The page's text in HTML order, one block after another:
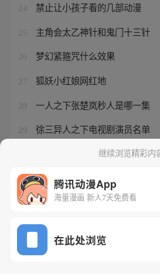
24 禁止让小孩子看的几部动漫
25 主角会太乙神针和鬼门十三针
26 梦幻紧箍咒什么效果
27 狐妖小红娘网红地
28 一人之下张楚岚秒人是哪一集
29 徐三异人之下电视剧演员名单
龙珠z在线播放国语继续浏览精彩内
腾讯动漫App
海量漫画 新人7天免费看
在此处浏览
网站备案/许可证号：粤B2-
Copyright©1998 - 2026 Tencent.